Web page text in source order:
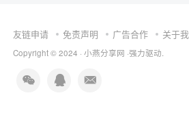
友链申请 免责声明 广告合作 关于
Copyright © 2024 · 小燕分享网 ·强力驱动.